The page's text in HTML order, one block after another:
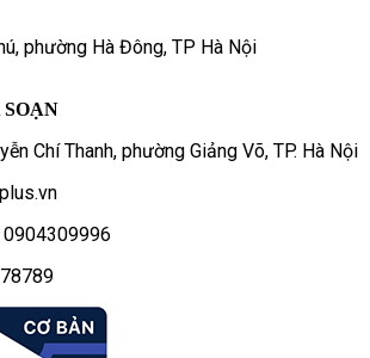
phường Hà Đông, TP Hà Nội
Chí Thanh, phường Giảng Võ, TP. Hà Nội